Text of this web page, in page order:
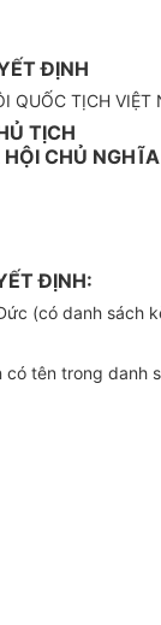
ĐỊNH
QUỐC TỊCH VIỆT
TỊCH
CHỦ
ĐỊNH:
(có danh sách
tên trong danh